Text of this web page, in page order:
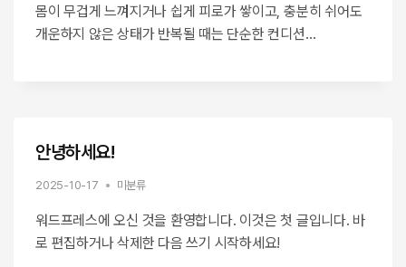
몸이 무겁게 느껴지거나 쉽게 피로가 쌓이고, 충분히 쉬어도
개운하지 않은 상태가 반복될 때는 단순한 컨디션…
안녕하세요!
2025-10-17 미분류
워드프레스에 오신 것을 환영합니다. 이것은 첫 글입니다. 바
로 편집하거나 삭제한 다음 쓰기 시작하세요!